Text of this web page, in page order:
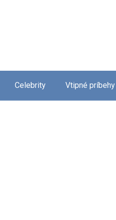
Celebrity Vtipné príbehy